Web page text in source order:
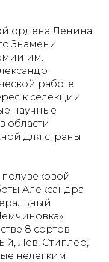
ордена Ленина
Знамени
им.
работе
к селекции
научные
области
для страны
Александра
8 сортов
Лев, Стиплер,
нелегким